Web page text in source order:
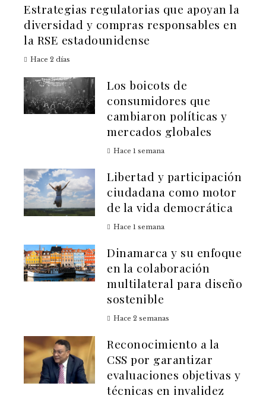
Estrategias regulatorias que apoyan la
diversidad y compras responsables en
la RSE estadounidense
Hace 2 días
Los boicots de
consumidores que
cambiaron políticas y
mercados globales
Hace 1 semana
Libertad y participación
ciudadana como motor
de la vida democrática
Hace 1 semana
Dinamarca y su enfoque
en la colaboración
multilateral para diseño
sostenible
Hace 2 semanas
Reconocimiento a la
CSS por garantizar
evaluaciones objetivas y
técnicas en invalidez